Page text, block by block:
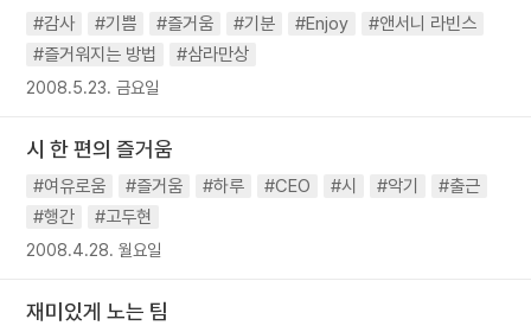
#감사 #기쁨 #즐거움 #기분 #Enjoy
#앤서니 라빈스
#즐거워지는 방법
#삼라만상
2008.5.23. 금요일
시 한 편의 즐거움
#여유로움 #즐거움 #하루 #CEO #시 #악기
#출근
#행간
#고두현
2008.4.28. 월요일
재미있게 노는 팀